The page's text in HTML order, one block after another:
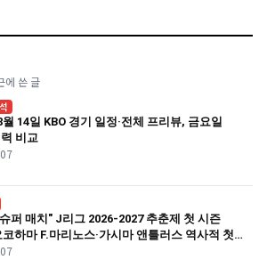
에 쓴 글
월 14일 KBO 경기 일정·전체 프리뷰, 금요일
비교
퍼 매치" J리그 2026-2027 추춘제 첫 시즌
하마 F.마리노스·가시마 앤틀러스 역사적 첫